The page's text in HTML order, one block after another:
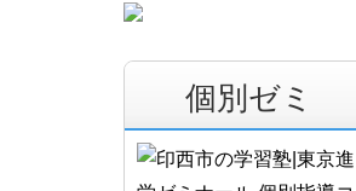
個別ゼミ